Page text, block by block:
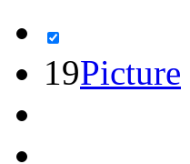
19Picture